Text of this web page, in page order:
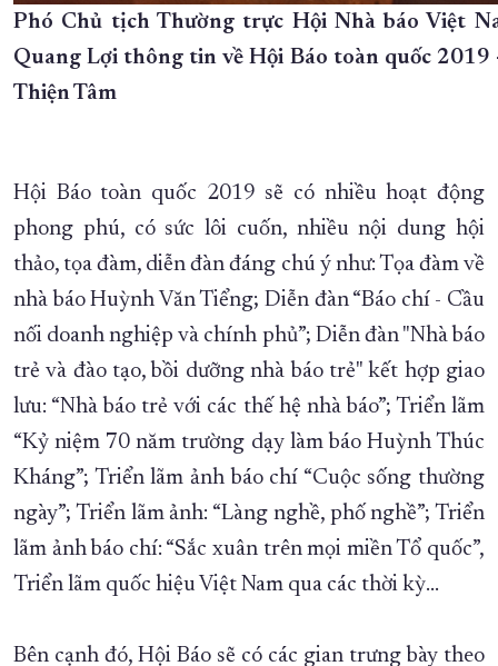
Phó Chủ tịch Thường trực Hội Nhà báo Việt
Quang Lợi thông tin về Hội Báo toàn quốc 2019
Thiện Tâm
Hội Báo toàn quốc 2019 sẽ có nhiều hoạt động
phong phú, có sức lôi cuốn, nhiều nội dung hội
thảo, tọa đàm, diễn đàn đáng chú ý như: Tọa đàm về
nhà báo Huỳnh Văn Tiểng; Diễn đàn “Báo chí - Cầu
nối doanh nghiệp và chính phủ”; Diễn đàn "Nhà báo
trẻ và đào tạo, bồi dưỡng nhà báo trẻ" kết hợp giao
lưu: “Nhà báo trẻ với các thế hệ nhà báo”; Triển lãm
“Kỷ niệm 70 năm trường dạy làm báo Huỳnh Thúc
Kháng”; Triển lãm ảnh báo chí “Cuộc sống thường
ngày”; Triển lãm ảnh: “Làng nghề, phố nghề”; Triển
lãm ảnh báo chí: “Sắc xuân trên mọi miền Tổ quốc”,
Triển lãm quốc hiệu Việt Nam qua các thời kỳ…
Bên cạnh đó, Hội Báo sẽ có các gian trưng bày theo